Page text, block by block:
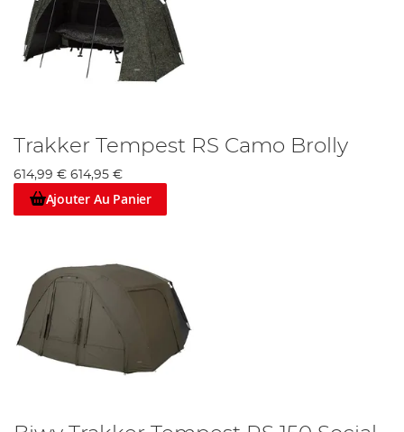
Trakker Tempest RS Camo Brolly
614,99 € 614,95 €
Ajouter Au Panier